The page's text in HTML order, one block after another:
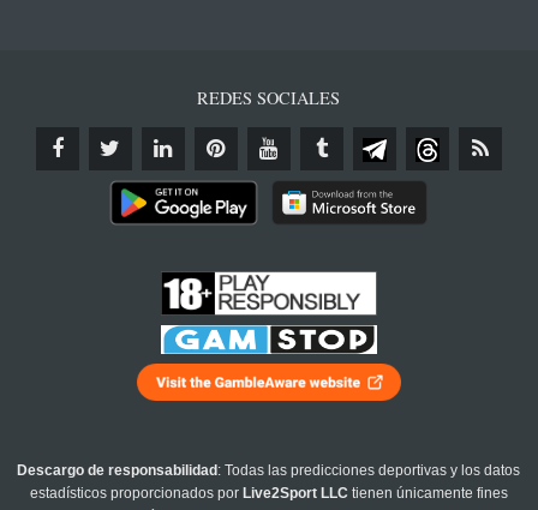
REDES SOCIALES
Descargo de responsabilidad : Todas las predicciones deportivas y los datos
estadísticos proporcionados por Live2Sport LLC tienen únicamente fines